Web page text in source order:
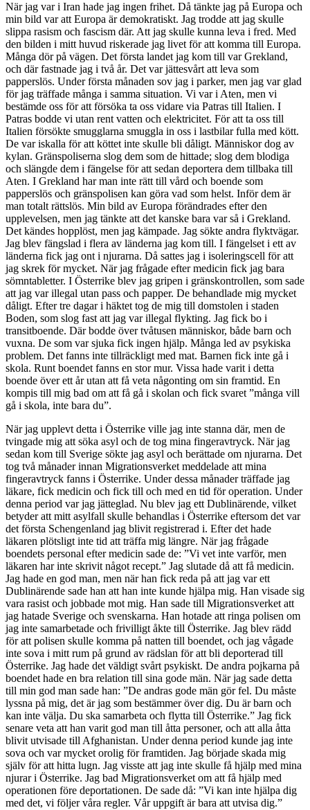
När jag var i Iran hade jag ingen frihet. Då tänkte jag på Europa och
min bild var att Europa är demokratiskt. Jag trodde att jag skulle
slippa rasism och fascism där. Att jag skulle kunna leva i fred. Med
den bilden i mitt huvud riskerade jag livet för att komma till Europa.
Många dör på vägen. Det första landet jag kom till var Grekland,
och där fastnade jag i två år. Det var jättesvårt att leva som
papperslös. Under första månaden sov jag i parker, men jag var glad
för jag träffade många i samma situation. Vi var i Aten, men vi
bestämde oss för att försöka ta oss vidare via Patras till Italien. I
Patras bodde vi utan rent vatten och elektricitet. För att ta oss till
Italien försökte smugglarna smuggla in oss i lastbilar fulla med kött.
De var iskalla för att köttet inte skulle bli dåligt. Människor dog av
kylan. Gränspoliserna slog dem som de hittade; slog dem blodiga
och slängde dem i fängelse för att sedan deportera dem tillbaka till
Aten. I Grekland har man inte rätt till vård och boende som
papperslös och gränspolisen kan göra vad som helst. Inför dem är
man totalt rättslös. Min bild av Europa förändrades efter den
upplevelsen, men jag tänkte att det kanske bara var så i Grekland.
Det kändes hopplöst, men jag kämpade. Jag sökte andra flyktvägar.
Jag blev fängslad i flera av länderna jag kom till. I fängelset i ett av
länderna fick jag ont i njurarna. Då sattes jag i isoleringscell för att
jag skrek för mycket. När jag frågade efter medicin fick jag bara
sömntabletter. I Österrike blev jag gripen i gränskontrollen, som sade
att jag var illegal utan pass och papper. De behandlade mig mycket
dåligt. Efter tre dagar i häktet tog de mig till domstolen i staden
Boden, som slog fast att jag var illegal flykting. Jag fick bo i
transitboende. Där bodde över tvåtusen människor, både barn och
vuxna. De som var sjuka fick ingen hjälp. Många led av psykiska
problem. Det fanns inte tillräckligt med mat. Barnen fick inte gå i
skola. Runt boendet fanns en stor mur. Vissa hade varit i detta
boende över ett år utan att få veta någonting om sin framtid. En
kompis till mig bad om att få gå i skolan och fick svaret ”många vill
gå i skola, inte bara du”.
När jag upplevt detta i Österrike ville jag inte stanna där, men de
tvingade mig att söka asyl och de tog mina fingeravtryck. När jag
sedan kom till Sverige sökte jag asyl och berättade om njurarna. Det
tog två månader innan Migrationsverket meddelade att mina
fingeravtryck fanns i Österrike. Under dessa månader träffade jag
läkare, fick medicin och fick till och med en tid för operation. Under
denna period var jag jätteglad. Nu blev jag ett Dublinärende, vilket
betyder att mitt asylfall skulle behandlas i Österrike eftersom det var
det första Schengenland jag blivit registrerad i. Efter det hade
läkaren plötsligt inte tid att träffa mig längre. När jag frågade
boendets personal efter medicin sade de: ”Vi vet inte varför, men
läkaren har inte skrivit något recept.” Jag slutade då att få medicin.
Jag hade en god man, men när han fick reda på att jag var ett
Dublinärende sade han att han inte kunde hjälpa mig. Han visade sig
vara rasist och jobbade mot mig. Han sade till Migrationsverket att
jag hatade Sverige och svenskarna. Han hotade att ringa polisen om
jag inte samarbetade och frivilligt åkte till Österrike. Jag blev rädd
för att polisen skulle komma på natten till boendet, och jag vågade
inte sova i mitt rum på grund av rädslan för att bli deporterad till
Österrike. Jag hade det väldigt svårt psykiskt. De andra pojkarna på
boendet hade en bra relation till sina gode män. När jag sade detta
till min god man sade han: ”De andras gode män gör fel. Du måste
lyssna på mig, det är jag som bestämmer över dig. Du är barn och
kan inte välja. Du ska samarbeta och flytta till Österrike.” Jag fick
senare veta att han varit god man till åtta personer, och att alla åtta
blivit utvisade till Afghanistan. Under denna period kunde jag inte
sova och var mycket orolig för framtiden. Jag började skada mig
själv för att hitta lugn. Jag visste att jag inte skulle få hjälp med mina
njurar i Österrike. Jag bad Migrationsverket om att få hjälp med
operationen före deportationen. De sade då: ”Vi kan inte hjälpa dig
med det, vi följer våra regler. Vår uppgift är bara att utvisa dig.”